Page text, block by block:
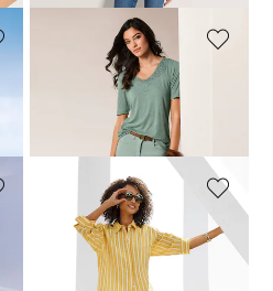
Schlanke Jeans mit Fransensaum
99,95 €
+6 Farben
MADELEINE
Jeans mit feinem Fransensaum
109,95 €